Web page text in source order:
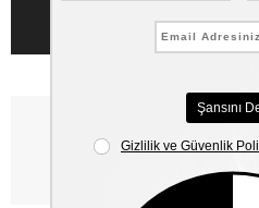
Free Shipping